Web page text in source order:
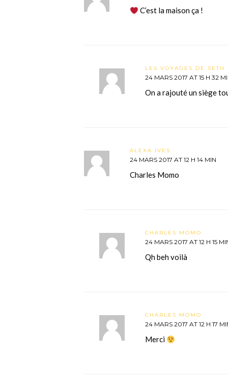
C’est la maison ça !
LES VOYAGES DE SETH
24 MARS 2017 AT 15 H 32
On a rajouté un siège
ALEXA IVES
24 MARS 2017 AT 12 H 14 MIN
Charles Momo
CHARLES MOMO
24 MARS 2017 AT 12 H 15
Qh beh voilà
CHARLES MOMO
24 MARS 2017 AT 12 H 17
Merci